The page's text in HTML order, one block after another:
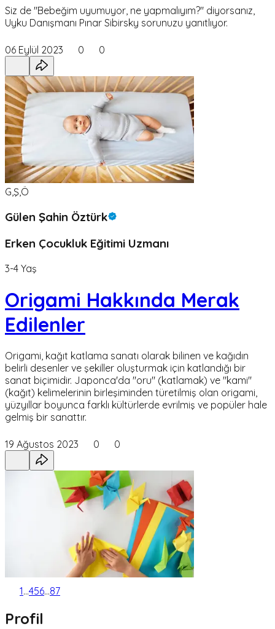
Siz de "Bebeğim uyumuyor, ne yapmalıyım?" diyorsanız,
Uyku Danışmanı Pınar Sibirsky sorunuzu yanıtlıyor.
06 Eylül 2023 0 0
G,Ş,Ö
Gülen Şahin Öztürk
Erken Çocukluk Eğitimi Uzmanı
3-4 Yaş
Origami Hakkında Merak
Edilenler
Origami, kağıt katlama sanatı olarak bilinen ve kağıdın
belirli desenler ve şekiller oluşturmak için katlandığı bir
sanat biçimidir. Japonca'da "oru" (katlamak) ve "kami"
(kağıt) kelimelerinin birleşiminden türetilmiş olan origami,
yüzyıllar boyunca farklı kültürlerde evrilmiş ve popüler hale
gelmiş bir sanattır.
19 Ağustos 2023 0 0
1...456...87
Profil